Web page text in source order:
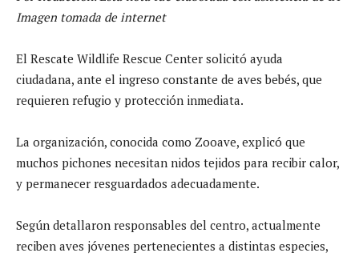
Imagen tomada de internet
El Rescate Wildlife Rescue Center solicitó ayuda
ciudadana, ante el ingreso constante de aves bebés, que
requieren refugio y protección inmediata.
La organización, conocida como Zooave, explicó que
muchos pichones necesitan nidos tejidos para recibir calor,
y permanecer resguardados adecuadamente.
Según detallaron responsables del centro, actualmente
reciben aves jóvenes pertenecientes a distintas especies,